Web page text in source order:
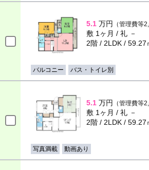
5.1 万円 （管理費等
敷 1ヶ月 / 礼 －
2階 / 2LDK / 59.27
バルコニー バス・トイレ別
5.1 万円 （管理費等
敷 1ヶ月 / 礼 －
2階 / 2LDK / 59.27
写真満載 動画あり